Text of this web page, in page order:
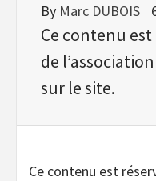
By Marc DUBOIS
Ce contenu
de
sur le site.
Ce contenu est